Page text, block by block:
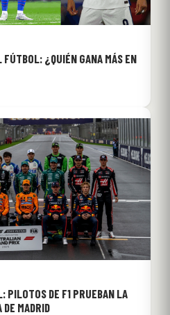
¿QUIÉN GANA MÁS EN
PILOTOS DE F1 PRUEBAN LA
DE MADRID